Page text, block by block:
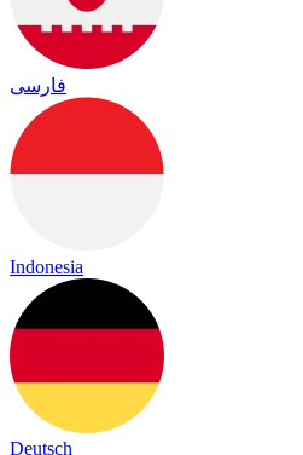
فارسی
Indonesia
Deutsch